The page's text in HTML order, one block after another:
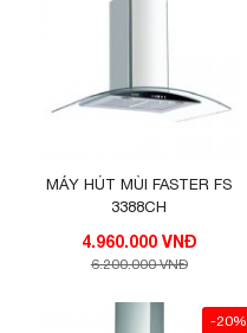
MÁY HÚT MÙI FASTER FS
3388CH
4.960.000 VNĐ
6.200.000 VNĐ
-20%